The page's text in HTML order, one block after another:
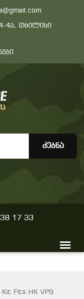
4ა, თბილისი
17 33
Kit Fits HK VP9